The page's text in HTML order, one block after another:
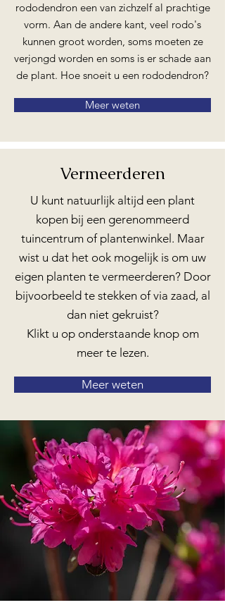
rododendron een van zichzelf al prachtige
vorm. Aan de andere kant, veel rodo's
kunnen groot worden, soms moeten ze
verjongd worden en soms is er schade aan
de plant. Hoe snoeit u een rododendron?
Meer weten
Vermeerderen
U kunt natuurlijk altijd een plant
kopen bij een gerenommeerd
tuincentrum of plantenwinkel. Maar
wist u dat het ook mogelijk is om uw
eigen planten te vermeerderen? Door
bijvoorbeeld te stekken of via zaad, al
dan niet gekruist?
Klikt u op onderstaande knop om
meer te lezen.
Meer weten